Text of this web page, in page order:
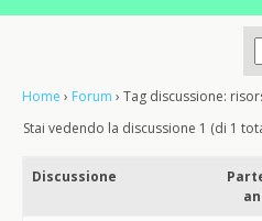
Home › Forum › Tag discussione:
Stai vedendo la discussione 1 (di 1
Discussione